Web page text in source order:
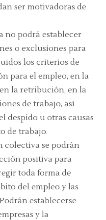
ser motivadoras de
no podrá establecer
o exclusiones para
los criterios de
para el empleo, en la
la retribución, en la
de trabajo, así
despido u otras causas
de trabajo.
colectiva se podrán
positiva para
toda forma de
del empleo y las
establecerse
y la